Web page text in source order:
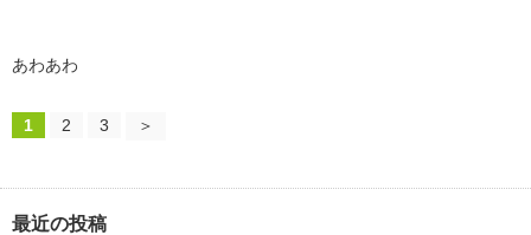
あわあわ
1 2 3 ＞
最近の投稿